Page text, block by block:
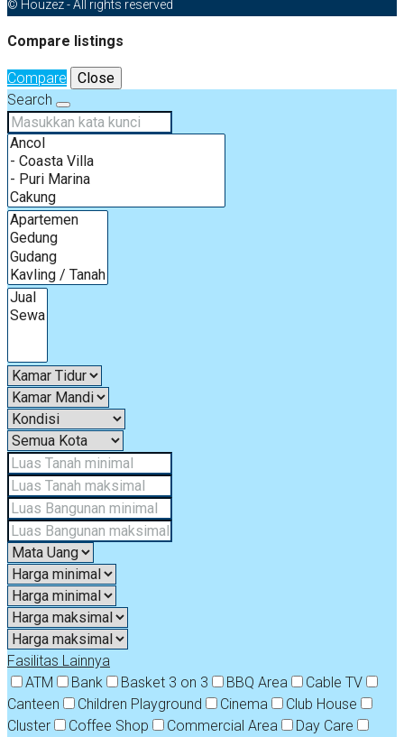
© Houzez - All rights reserved
Compare listings
Compare
Close
Search
Fasilitas Lainnya
ATM
Bank Basket 3 on 3 BBQ Area
Cable TV
Canteen
Children Playground Cinema
Club House
Cluster
Coffee Shop Commercial Area
Day Care